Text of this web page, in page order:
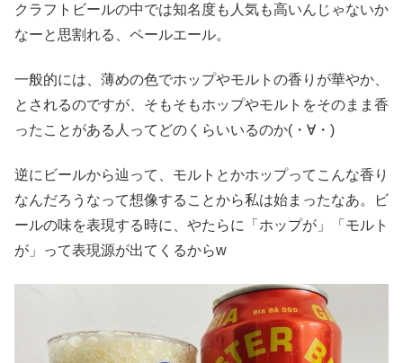
クラフトビールの中では知名度も人気も高いんじゃないか
なーと思割れる、ペールエール。
一般的には、薄めの色でホップやモルトの香りが華やか、
とされるのですが、そもそもホップやモルトをそのまま香
ったことがある人ってどのくらいいるのか(・∀・)
逆にビールから辿って、モルトとかホップってこんな香り
なんだろうなって想像することから私は始まったなあ。ビ
ールの味を表現する時に、やたらに「ホップが」「モルト
が」って表現源が出てくるからw